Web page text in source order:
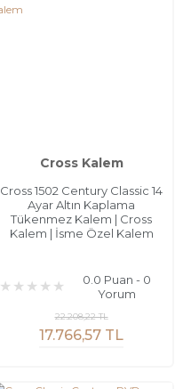
Cross Kalem
Cross 1502 Century Classic 14
Ayar Altın Kaplama
Tükenmez Kalem | Cross
Kalem | İsme Özel Kalem
0.0 Puan - 0
Yorum
17.766,57 TL
22.208,22 TL